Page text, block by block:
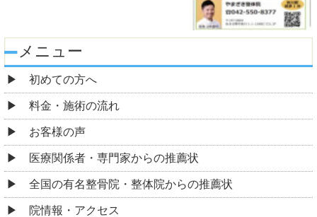
メニュー
初めての方へ
料金・施術の流れ
お客様の声
医療関係者・専門家からの推薦状
全国の有名整骨院・整体院からの推薦状
院情報・アクセス